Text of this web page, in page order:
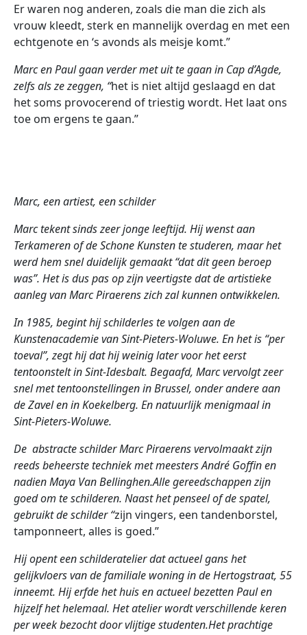
Er waren nog anderen, zoals die man die zich als
vrouw kleedt, sterk en mannelijk overdag en met een
echtgenote en ‘s avonds als meisje komt.”
Marc en Paul gaan verder met uit te gaan in Cap d’Agde,
zelfs als ze zeggen, “het is niet altijd geslaagd en dat
het soms provocerend of triestig wordt. Het laat ons
toe om ergens te gaan.”
Marc, een artiest, een schilder
Marc tekent sinds zeer jonge leeftijd. Hij wenst aan
Terkameren of de Schone Kunstente studeren, maar het
werd hem snel duidelijk gemaakt “dat dit geen beroep
was”. Het is dus pas op zijn veertigste dat de artistieke
aanleg van Marc Piraerens zich zal kunnen ontwikkelen.
In 1985, begint hij schilderles te volgen aan de
Kunstenacademie van Sint-Pieters-Woluwe. En het is “per
toeval”, zegt hij dat hij weinig later voor het eerst
tentoonstelt in Sint-Idesbalt. Begaafd, Marc vervolgt zeer
snel met tentoonstellingen in Brussel, onder andere aan
de Zavel en in Koekelberg. En natuurlijk menigmaal in
Sint-Pieters-Woluwe.
De abstracte schilder Marc Piraerens vervolmaakt zijn
reeds beheerste techniek met meesters André Goffin en
nadien Maya Van Bellinghen.Alle gereedschappenzijn
goed om te schilderen. Naast het penseel of de spatel,
gebruikt de schilder “zijn vingers, een tandenborstel,
tamponneert, alles is goed.”
Hijopent een schilderatelier dat actueel gans het
gelijkvloers van de familiale woning in de Hertogstraat, 55
inneemt. Hij erfde het huis en actueel bezetten Paul en
hijzelf het helemaal. Het atelier wordt verschillende keren
per week bezocht door vlijtige studenten.Het prachtige